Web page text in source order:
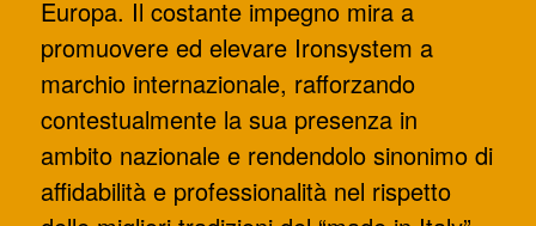
Europa. Il costante impegno mira a
promuovere ed elevare Ironsystem a
marchio internazionale, rafforzando
contestualmente la sua presenza in
ambito nazionale e rendendolo sinonimo di
affidabilità e professionalità nel rispetto